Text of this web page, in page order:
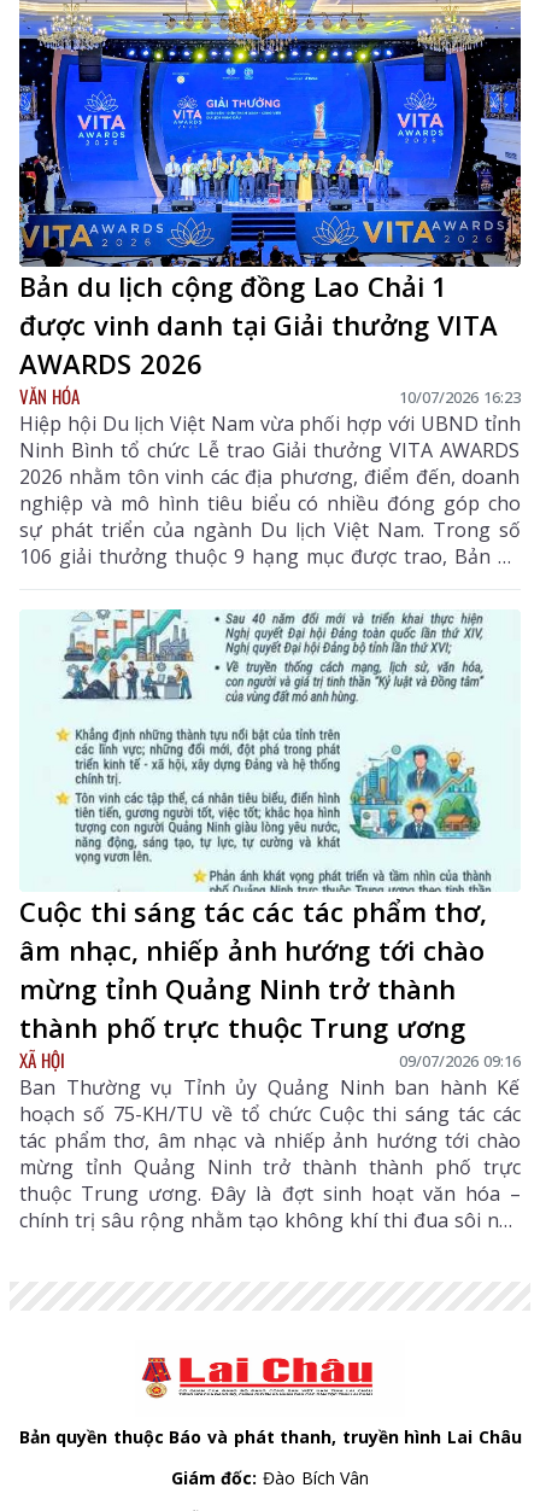
Bản du lịch cộng đồng Lao Chải 1
được vinh danh tại Giải thưởng VITA
AWARDS 2026
VĂN HÓA 10/07/2026 16:23
Hiệp hội Du lịch Việt Nam vừa phối hợp với UBND tỉnh
Ninh Bình tổ chức Lễ trao Giải thưởng VITA AWARDS
2026 nhằm tôn vinh các địa phương, điểm đến, doanh
nghiệp và mô hình tiêu biểu có nhiều đóng góp cho
sự phát triển của ngành Du lịch Việt Nam. Trong số
106 giải thưởng thuộc 9 hạng mục được trao, Bản du
lịch cộng đồng Lao Chải 1 (xã Khun Há, tỉnh Lai Châu)
vinh dự đứng tên ở hạng mục "Điểm đến có sản phẩm
du lịch có nội hàm văn hóa sâu sắc", giúp Lai Châu
được vinh danh tại mùa giải đầu tiên.
Cuộc thi sáng tác các tác phẩm thơ,
âm nhạc, nhiếp ảnh hướng tới chào
mừng tỉnh Quảng Ninh trở thành
thành phố trực thuộc Trung ương
XÃ HỘI 09/07/2026 09:16
Ban Thường vụ Tỉnh ủy Quảng Ninh ban hành Kế
hoạch số 75-KH/TU về tổ chức Cuộc thi sáng tác các
tác phẩm thơ, âm nhạc và nhiếp ảnh hướng tới chào
mừng tỉnh Quảng Ninh trở thành thành phố trực
thuộc Trung ương. Đây là đợt sinh hoạt văn hóa –
chính trị sâu rộng nhằm tạo không khí thi đua sôi nổi,
Bản quyền thuộc Báo và phát thanh, truyền hình Lai Châu
Giám đốc: Đào Bích Vân